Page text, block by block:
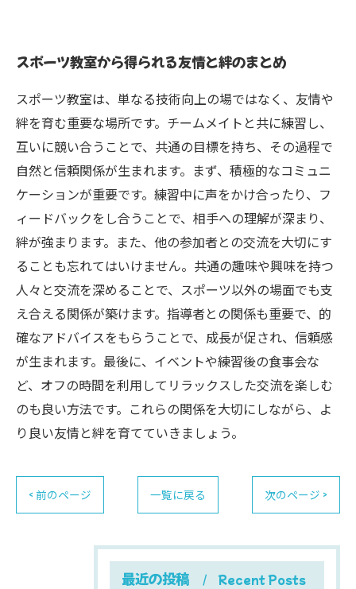
スポーツ教室から得られる友情と絆のまとめ
スポーツ教室は、単なる技術向上の場ではなく、友情や
絆を育む重要な場所です。チームメイトと共に練習し、
互いに競い合うことで、共通の目標を持ち、その過程で
自然と信頼関係が生まれます。まず、積極的なコミュニ
ケーションが重要です。練習中に声をかけ合ったり、フ
ィードバックをし合うことで、相手への理解が深まり、
絆が強まります。また、他の参加者との交流を大切にす
ることも忘れてはいけません。共通の趣味や興味を持つ
人々と交流を深めることで、スポーツ以外の場面でも支
え合える関係が築けます。指導者との関係も重要で、的
確なアドバイスをもらうことで、成長が促され、信頼感
が生まれます。最後に、イベントや練習後の食事会な
ど、オフの時間を利用してリラックスした交流を楽しむ
のも良い方法です。これらの関係を大切にしながら、よ
り良い友情と絆を育てていきましょう。
< 前のページ 一覧に戻る 次のページ >
最近の投稿 Recent Posts